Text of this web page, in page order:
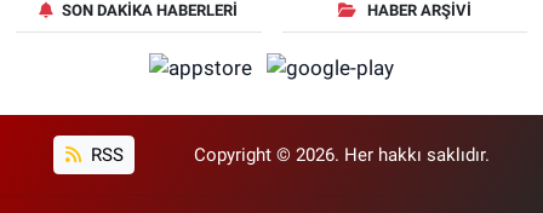
SON DAKIKA HABERLERI HABER ARŞIVI
RSS Copyright © 2026. Her hakkı saklıdır.